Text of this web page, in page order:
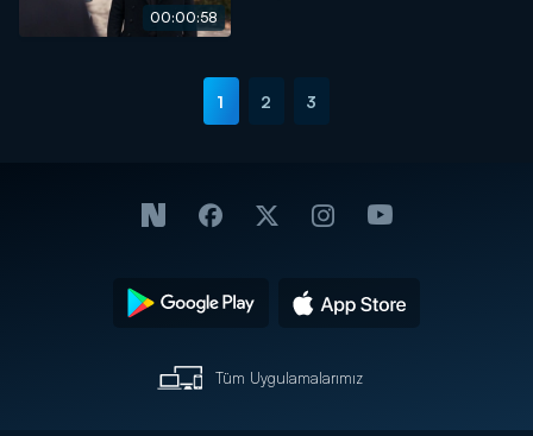
00:00:58
1 2 3
Tüm Uygulamalarımız